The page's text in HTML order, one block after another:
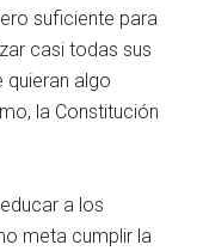
suficiente para
casi todas sus
quieran algo
la Constitución
a los
meta cumplir la